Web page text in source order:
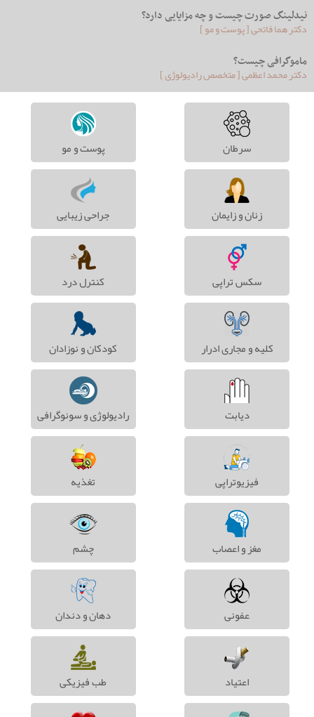
نیدلینگ صورت چیست و چه مزایایی دارد؟
دکتر هما فاتحی [ پوست و مو ]
ماموگرافی چیست؟
دکتر محمد اعظمی [ متخصص رادیولوژِی ]
سرطان پوست و مو
زنان و زایمان جراحی زیبایی
سکس تراپی کنترل درد
کلیه و مجاری ادرار کودکان و نوزادان
دیابت رادیولوژی و سونوگرافی
فیزیوتراپی تغذیه
مغز و اعصاب چشم
عفونی دهان و دندان
اعتیاد طب فیزیکی